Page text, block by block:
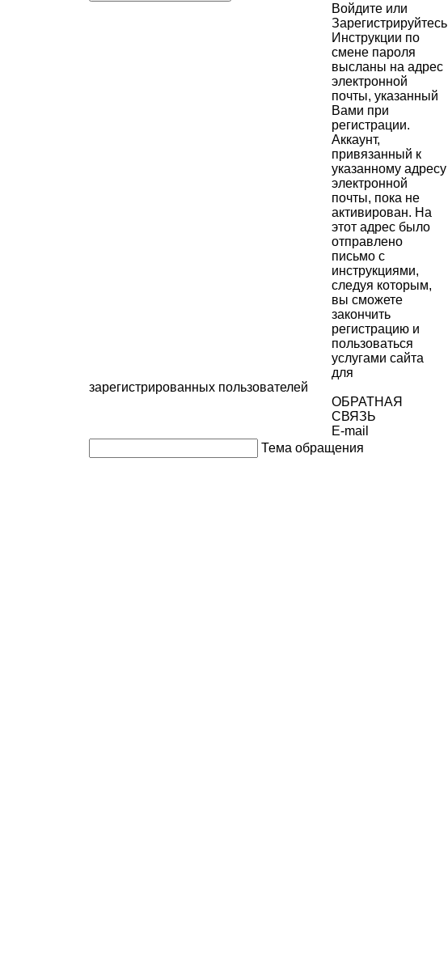
Войдите или
Зарегистрируйтесь
Инструкции по
смене пароля
высланы на адрес
электронной
почты, указанный
Вами при
регистрации.
Аккаунт,
привязанный к
указанному адресу
электронной
почты, пока не
активирован. На
этот адрес было
отправлено
письмо с
инструкциями,
следуя которым,
вы сможете
закончить
регистрацию и
пользоваться
услугами сайта
для
зарегистрированных пользователей
ОБРАТНАЯ
СВЯЗЬ
E-mail
Тема обращения